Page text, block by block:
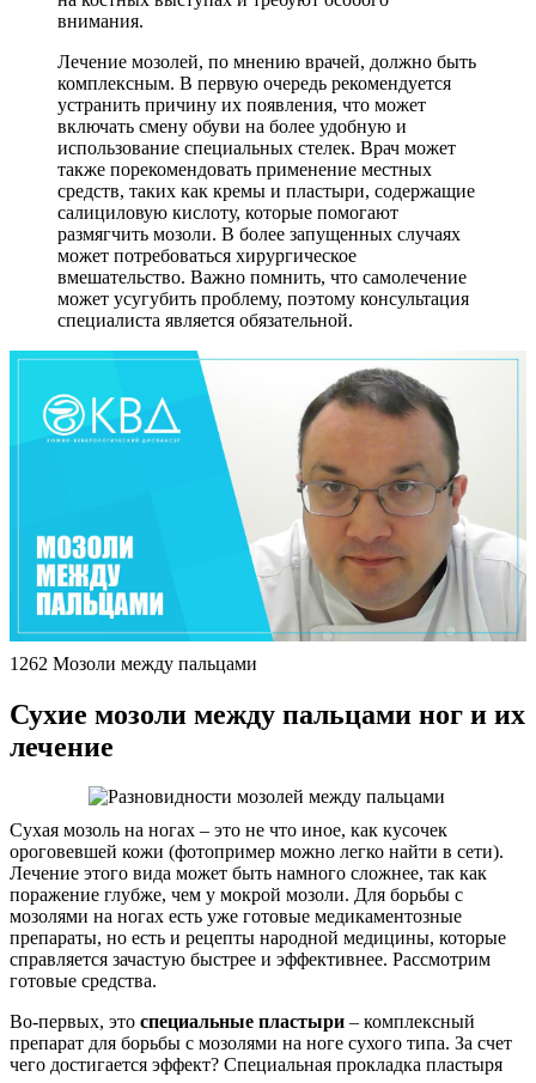
внимания.
Лечение мозолей, по мнению врачей, должно быть
комплексным. В первую очередь рекомендуется
устранить причину их появления, что может
включать смену обуви на более удобную и
использование специальных стелек. Врач может
также порекомендовать применение местных
средств, таких как кремы и пластыри, содержащие
салициловую кислоту, которые помогают
размягчить мозоли. В более запущенных случаях
может потребоваться хирургическое
вмешательство. Важно помнить, что самолечение
может усугубить проблему, поэтому консультация
специалиста является обязательной.
1262 Мозоли между пальцами
Сухие мозоли между пальцами ног и их
лечение
Сухая мозоль на ногах – это не что иное, как кусочек
ороговевшей кожи (фотопример можно легко найти в сети).
Лечение этого вида может быть намного сложнее, так как
поражение глубже, чем у мокрой мозоли. Для борьбы с
мозолями на ногах есть уже готовые медикаментозные
препараты, но есть и рецепты народной медицины, которые
справляется зачастую быстрее и эффективнее. Рассмотрим
готовые средства.
Во-первых, это специальные пластыри – комплексный
препарат для борьбы с мозолями на ноге сухого типа. За счет
чего достигается эффект? Специальная прокладка пластыря